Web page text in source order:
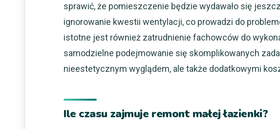
sprawić, że pomieszczenie będzie wydawało się
ignorowanie kwestii wentylacji, co prowadzi do
istotne jest również zatrudnienie fachowców do
samodzielne podejmowanie się skomplikowanych
nieestetycznym wyglądem, ale także dodatkowymi
Ile czasu zajmuje remont małej łazienki?